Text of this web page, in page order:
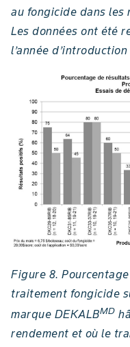
au fongicide dans les
Les données ont été
l’année
Figure 8.
traitement fongicide
marque DEKALBMD
rendement et où le